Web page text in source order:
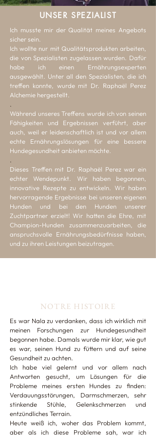
UNSER SPEZIALIST
Ich musste mir der Qualität meines Angebots
sicher sein.
Ich wollte nur mit Qualitätsprodukten arbeiten,
die von Spezialisten zugelassen wurden. Dafür
habe ich einen Ernährungsexperten
ausgewählt. Unter all den Spezialisten, die ich
treffen konnte, wurde mit Dr. Raphaël Perez
Alchemie hergestellt.
.
Während unseres Treffens wurde ich von seinen
Fähigkeiten und Ergebnissen verführt, aber
auch, weil er leidenschaftlich ist und vor allem
echte Ernährungslösungen für eine bessere
Hundegesundheit anbieten möchte.
.
Dieses Treffen mit Dr. Raphaël Perez war ein
echter Wendepunkt. Wir haben begonnen,
innovative Rezepte zu entwickeln. Wir haben
hervorragende Ergebnisse bei unseren eigenen
Hunden und bei den Hunden unserer
Zuchtpartner erzielt! Wir hatten die Ehre, mit
Champion-Hunden zusammenzuarbeiten, die
anspruchsvolle Ernährungsbedürfnisse haben,
und zu ihren Leistungen beizutragen.
NOTRE HISTOIRE
Es war Nala zu verdanken, dass ich wirklich mit
meinen Forschungen zur Hundegesundheit
begonnen habe. Damals wurde mir klar, wie gut
es war, seinen Hund zu füttern und auf seine
Gesundheit zu achten.
Ich habe viel gelernt und vor allem nach
Antworten gesucht, um Lösungen für die
Probleme meines ersten Hundes zu finden:
Verdauungsstörungen, Darmschmerzen, sehr
stinkende Stühle, Gelenkschmerzen und
entzündliches Terrain.
Heute weiß ich, woher das Problem kommt,
aber als ich diese Probleme sah, war ich